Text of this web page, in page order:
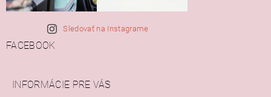
Sledovať na Instagrame
FACEBOOK
INFORMÁCIE PRE VÁS